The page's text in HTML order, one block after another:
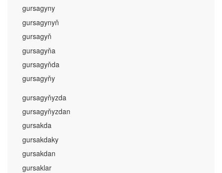
gursagyny
gursagynyň
gursagyň
gursagyňa
gursagyňda
gursagyňy
gursagyňyzda
gursagyňyzdan
gursakda
gursakdaky
gursakdan
gursaklar